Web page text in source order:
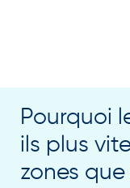
Pourquoi
ils plus
zones